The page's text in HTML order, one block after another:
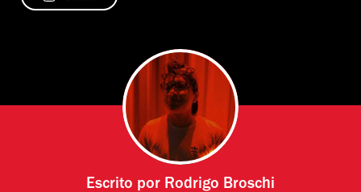
Escrito por Rodrigo Broschi